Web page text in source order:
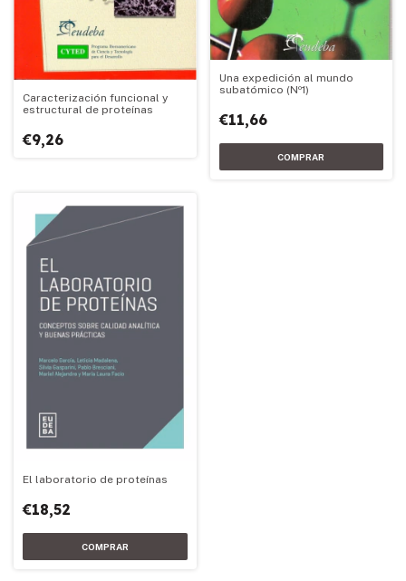
Caracterización funcional y
estructural de proteínas
€9,26
Una expedición al mundo
subatómico (Nº1)
€11,66
El laboratorio de proteínas
€18,52